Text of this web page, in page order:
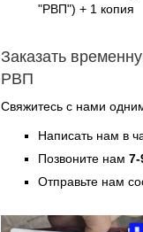
"РВП") + 1 копия
Заказать
РВП
Свяжитесь с нами
Написать нам в
Позвоните нам 7-
Отправьте нам